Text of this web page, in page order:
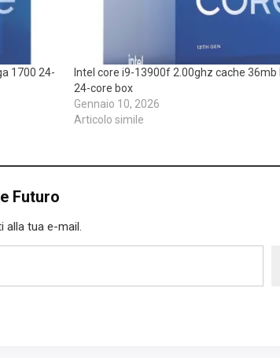
1700 24-
Intel core i9-13900f 2.00ghz cache 36mb
24-core box
Gennaio 10, 2026
Articolo simile
Futuro
alla tua e-mail.